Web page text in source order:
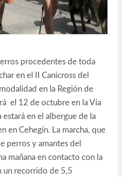
procedentes de toda
en el II Canicross del
en la Región de
el 12 de octubre en la Vía
estará en el albergue de la
en Cehegín. La marcha, que
perros y amantes del
mañana en contacto con la
un recorrido de 5,5